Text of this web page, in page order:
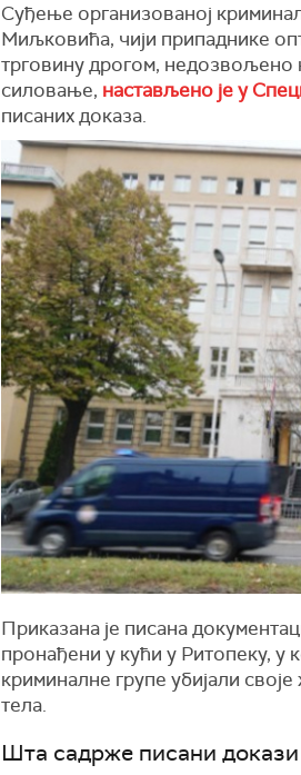
Суђење организованој
Миљковића, чији припаднике
трговину дрогом,
силовање, настављено јеу
писаних доказа.
Приказана је писана
пронађени у кући у Ритопеку, у
криминалне групе убијали
тела.
Шта садрже писани докази